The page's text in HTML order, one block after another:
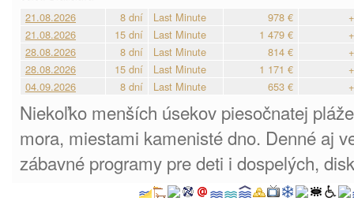
21.08.2026
8 dní Last Minute 978 €
21.08.2026
15 dní Last Minute 1 479 €
28.08.2026
8 dní Last Minute 814 €
28.08.2026
15 dní Last Minute 1 171 €
04.09.2026
8 dní Last Minute 653 €
Niekoľko menších úsekov piesočnatej
mora, miestami kamenisté dno. Denné aj
zábavné programy pre deti i dospelých,